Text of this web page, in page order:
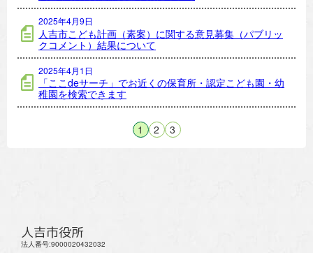
2025年4月9日
人吉市こども計画（素案）に関する意見募集（パブリッ
クコメント）結果について
2025年4月1日
「ここdeサーチ」でお近くの保育所・認定こども園・幼
稚園を検索できます
1 2 3
人吉市役所
法人番号:9000020432032